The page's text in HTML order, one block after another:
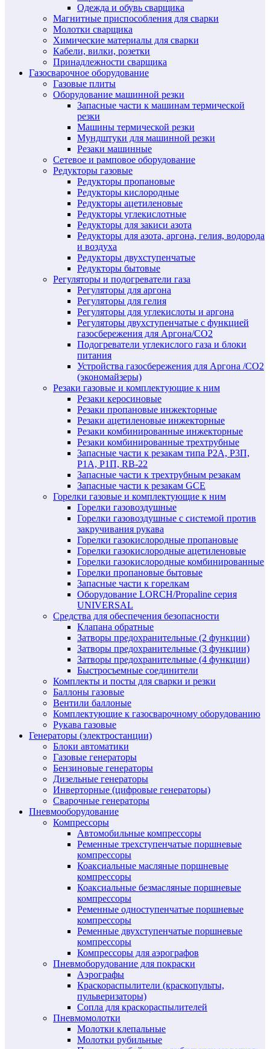
Одежда и обувь сварщика
Магнитные приспособления для сварки
Молотки сварщика
Химические материалы для сварки
Кабели, вилки, розетки
Принадлежности сварщика
Газосварочное оборудование
Газовые плиты
Оборудование машинной резки
Запасные части к машинам термической
резки
Машины термической резки
Мундштуки для машинной резки
Резаки машинные
Сетевое и рамповое оборудование
Редукторы газовые
Редукторы пропановые
Редукторы кислородные
Редукторы ацетиленовые
Редукторы углекислотные
Редукторы для закиси азота
Редукторы для азота, аргона, гелия, водорода
и воздуха
Редукторы двухступенчатые
Редукторы бытовые
Регуляторы и подогреватели газа
Регуляторы для аргона
Регуляторы для гелия
Регуляторы для углекислоты и аргона
Регуляторы двухступенчатые c функцией
газосбережения для Аргона/СО2
Подогреватели углекислого газа и блоки
питания
Устройства газосбережения для Аргона /СО2
(экономайзеры)
Резаки газовые и комплектующие к ним
Резаки керосиновые
Резаки пропановые инжекторные
Резаки ацетиленовые инжекторные
Резаки комбинированные инжекторные
Резаки комбинированные трехтрубные
Запасные части к резакам типа Р2А, Р3П,
Р1А, Р1П, RB-22
Запасные части к трехтрубным резакам
Запасные части к резакам GCE
Горелки газовые и комплектующие к ним
Горелки газовоздушные
Горелки газовоздушные с системой против
закручивания рукава
Горелки газокислородные пропановые
Горелки газокислородные ацетиленовые
Горелки газокислородные комбинированные
Горелки пропановые бытовые
Запасные части к горелкам
Оборудование LORCH/Propaline серия
UNIVERSAL
Средства для обеспечения безопасности
Клапана обратные
Затворы предохранительные (2 функции)
Затворы предохранительные (3 функции)
Затворы предохранительные (4 функции)
Быстросъемные соединители
Комплекты и посты для сварки и резки
Баллоны газовые
Вентили баллоные
Комплектующие к газосварочному оборудованию
Рукава газовые
Генераторы (электростанции)
Блоки автоматики
Газовые генераторы
Бензиновые генераторы
Дизельные генераторы
Инверторные (цифровые генераторы)
Сварочные генераторы
Пневмооборудование
Компрессоры
Автомобильные компрессоры
Ременные трехступенчатые поршневые
компрессоры
Коаксиальные масляные поршневые
компрессоры
Коаксиальные безмасляные поршневые
компрессоры
Ременные одноступенчатые поршневые
компрессоры
Ременные двухступенчатые поршневые
компрессоры
Компрессоры для аэрографов
Пневмоборудование для покраски
Аэрографы
Краскораспылители (краскопульты,
пульверизаторы)
Сопла для краскораспылителей
Пневмомолотки
Молотки клепальные
Молотки рубильные